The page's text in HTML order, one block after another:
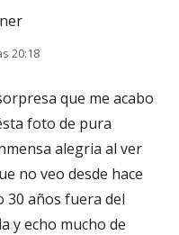
20:18
que me acabo
foto de pura
alegria al ver
no veo desde hace
30 años fuera del
y echo mucho de